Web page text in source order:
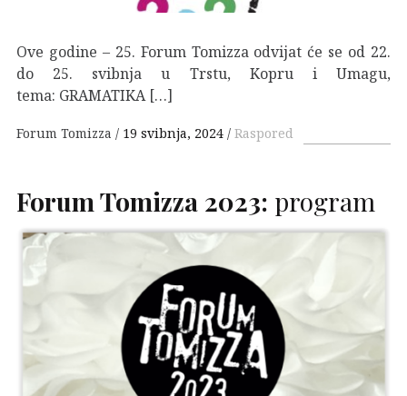
Ove godine – 25. Forum Tomizza odvijat će se od 22.
do 25. svibnja u Trstu, Kopru i Umagu,
tema: GRAMATIKA […]
Forum Tomizza 19 svibnja, 2024 Raspored
Forum Tomizza 2023: program